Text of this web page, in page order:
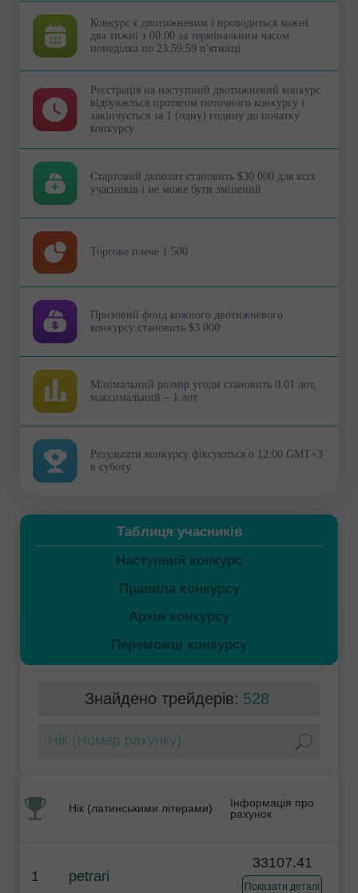
Конкурс є двотижневим і проводиться кожні
два тижні з 00:00 за термінальним часом
понеділка по 23:59:59 п'ятниці
Реєстрація на наступний двотижневий конкурс
відбувається протягом поточного конкурсу і
закінчується за 1 (одну) годину до початку
конкурсу
Стартовий депозит становить $30 000 для всіх
учасників і не може бути змінений
Торгове плече 1:500
Призовий фонд кожного двотижневого
конкурсу становить $3 000
Мінімальний розмір угоди становить 0.01 лот,
максимальний – 1 лот
Результати конкурсу фіксуються о 12:00 GMT+3
в суботу
Таблиця учасників
Наступний конкурс
Правила конкурсу
Архів конкурсу
Переможці конкурсу
Знайдено трейдерів: 528
Нік (латинськими літерами)
Інформація про
рахунок
1 petrari
33107.41
Показати деталі